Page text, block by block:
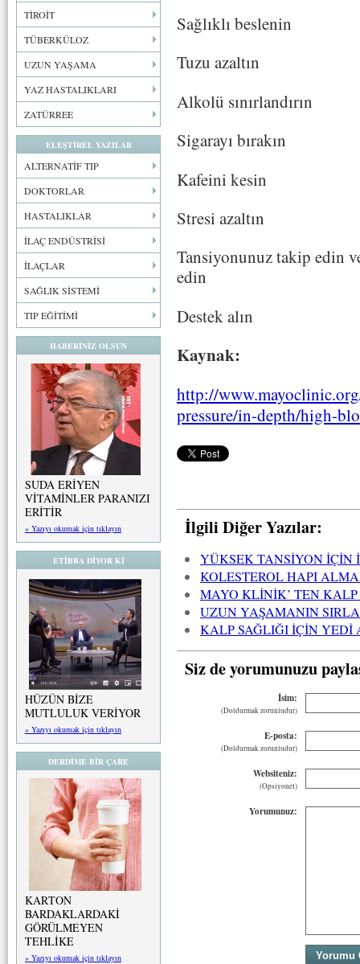
TİROİT
TÜBERKÜLOZ
UZUN YAŞAMA
YAZ HASTALIKLARI
ZATÜRREE
ELEŞTİREL YAZILAR
ALTERNATİF TIP
DOKTORLAR
HASTALIKLAR
İLAÇ ENDÜSTRİSİ
İLAÇLAR
SAĞLIK SİSTEMİ
TIP EĞİTİMİ
HABERİNİZ OLSUN
SUDA ERİYEN
VİTAMİNLER PARANIZI
ERİTİR
» Yazıyı okumak için tıklayın
ETİBBA DİYOR Kİ
HÜZÜN BİZE
MUTLULUK VERİYOR
» Yazıyı okumak için tıklayın
DERDİME BİR ÇARE
KARTON
BARDAKLARDAKİ
GÖRÜLMEYEN
TEHLİKE
» Yazıyı okumak için tıklayın
Sağlıklı beslenin
Tuzu azaltın
Alkolü sınırlandırın
Sigarayı bırakın
Kafeini kesin
Stresi azaltın
Tansiyonunuz takip edin
edin
Destek alın
Kaynak:
http://
pressure/in-depth/high-
İlgili Diğer Yazılar:
YÜKSEK TANSİYON İÇİN
KOLESTEROL HAPI
MAYO KLİNİK’ TEN
UZUN YAŞAMANIN
KALP SAĞLIĞI İÇİN YEDİ
Siz de yorumunuzu
İsim:
(Doldurmak zorunludur)
E-posta:
(Doldurmak zorunludur)
Websiteniz:
(Opsiyonel)
Yorumunuz: